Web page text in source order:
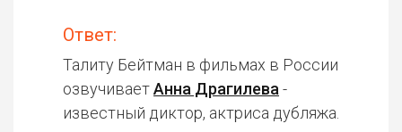
Ответ:
Талиту Бейтман в фильмах в России
озвучиваетАнна Драгилева -
известный диктор, актриса дубляжа.